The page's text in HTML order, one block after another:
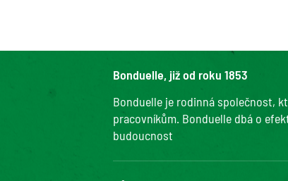
Bonduelle, již od roku 1853
Bonduelle je rodinná společnost,
pracovníkům. Bonduelle dbá o
budoucnost